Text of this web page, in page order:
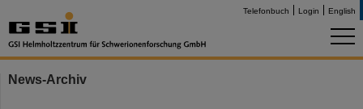
Telefonbuch Login English
News-Archiv